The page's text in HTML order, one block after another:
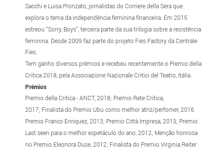
Sacchi e Luisa Pronzato, jornalistas do Corriere della Sera que
explora o tema da independência feminina financeira. Em 2015
estreou “Sorry, Boys”, terceira parte da sua trilogia sobre a resistência
feminina. Desde 2009 faz parte do projeto Fies Factory da Centrale
Fies.
Tem ganho diversos prémios e recebeu recentemente o Premio della
Critica 2018, pela Associazione Nazionale Critici del Teatro, Itália.
Prémios
Premio della Critica - ANCT, 2018; Premio Rete Critica,
2017; Finalista do Premio Ubu como melhor atriz/perfomer, 2016
Premio Franco Enriquez, 2013; Premio Città Impresa, 2013; Premio
Last seen para o melhor espetáculo do ano, 2012; Menção honrosa
no Premio Eleonora Duse, 2012; Finalista do Premio Virginia Reiter